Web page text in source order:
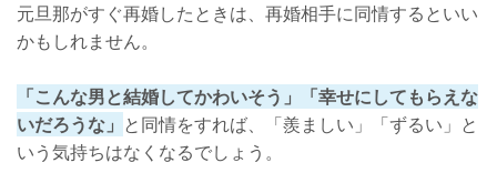
元旦那がすぐ再婚したときは、再婚相手に同情するといい
かもしれません。
「こんな男と結婚してかわいそう」「幸せにしてもらえな
いだろうな」 と同情をすれば、「羨ましい」「ずるい」と
いう気持ちはなくなるでしょう。